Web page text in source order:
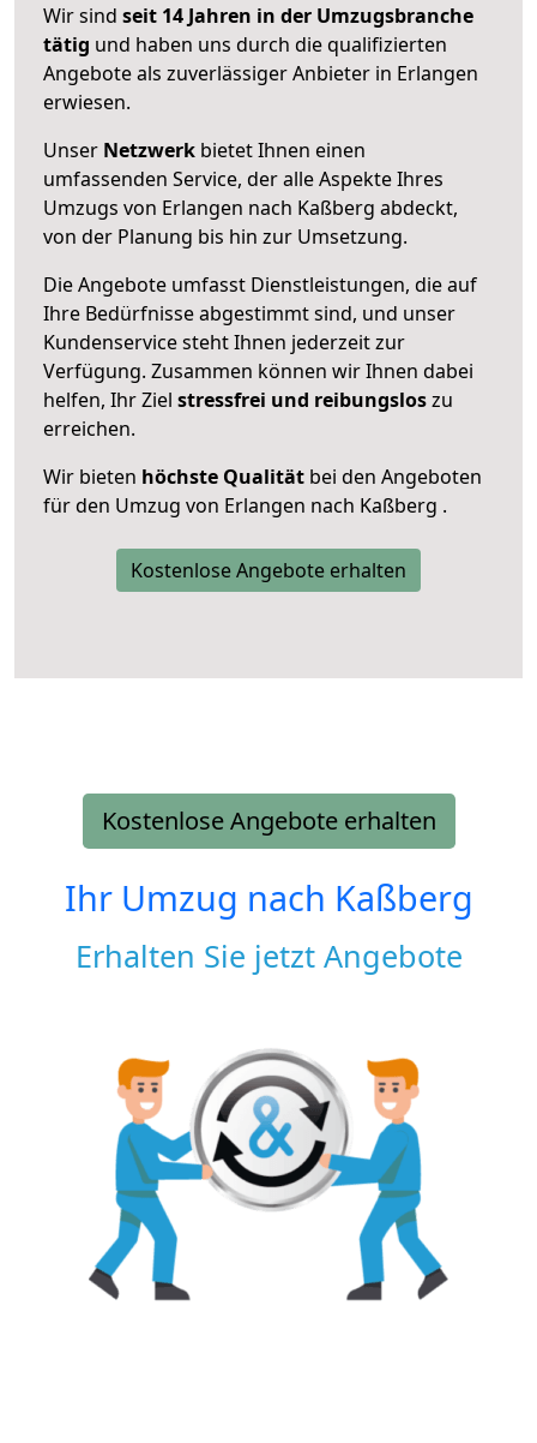
Wir sind seit 14 Jahren in der Umzugsbranche
tätig und haben uns durch die qualifizierten
Angebote als zuverlässiger Anbieter in Erlangen
erwiesen.
Unser Netzwerk bietet Ihnen einen
umfassenden Service, der alle Aspekte Ihres
Umzugs von Erlangen nach Kaßberg abdeckt,
von der Planung bis hin zur Umsetzung.
Die Angebote umfasst Dienstleistungen, die auf
Ihre Bedürfnisse abgestimmt sind, und unser
Kundenservice steht Ihnen jederzeit zur
Verfügung. Zusammen können wir Ihnen dabei
helfen, Ihr Ziel stressfrei und reibungsloszu
erreichen.
Wir bieten höchste Qualität bei den Angeboten
für den Umzug von Erlangen nach Kaßberg .
Kostenlose Angebote erhalten
Kostenlose Angebote erhalten
Ihr Umzug nach Kaßberg
Erhalten Sie jetzt Angebote